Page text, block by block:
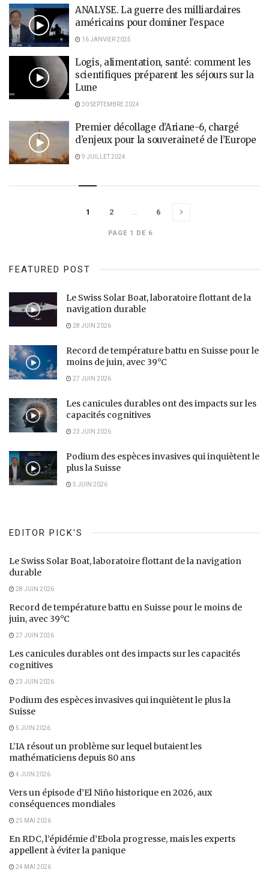
ANALYSE. La guerre des milliardaires
américains pour dominer l’espace
16 JANVIER 2025
Logis, alimentation, santé: comment les
scientifiques préparent les séjours sur la
Lune
30 SEPTEMBRE 2024
Premier décollage d’Ariane-6, chargé
d’enjeux pour la souveraineté de l’Europe
9 JUILLET 2024
PAGE 1 DE 6
1 2 … 6
FEATURED POST
Le Swiss Solar Boat, laboratoire flottant de la
navigation durable
28 JUIN 2026
Record de température battu en Suisse pour le
moins de juin, avec 39°C
27 JUIN 2026
Les canicules durables ont des impacts sur les
capacités cognitives
23 JUIN 2026
Podium des espèces invasives qui inquiètent le
plus la Suisse
5 JUIN 2026
EDITOR PICK'S
Le Swiss Solar Boat, laboratoire flottant de la navigation
durable
28 JUIN 2026
Record de température battu en Suisse pour le moins de
juin, avec 39°C
27 JUIN 2026
Les canicules durables ont des impacts sur les capacités
cognitives
23 JUIN 2026
Podium des espèces invasives qui inquiètent le plus la
Suisse
5 JUIN 2026
L’IA résout un problème sur lequel butaient les
mathématiciens depuis 80 ans
4 JUIN 2026
Vers un épisode d’El Niño historique en 2026, aux
conséquences mondiales
25 MAI 2026
En RDC, l’épidémie d’Ebola progresse, mais les experts
appellent à éviter la panique
24 MAI 2026